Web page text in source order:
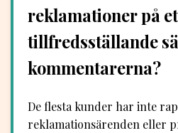
reklamationer på
tillfredsställande
kommentarerna?
De flesta kunder har inte
reklamationsärenden eller